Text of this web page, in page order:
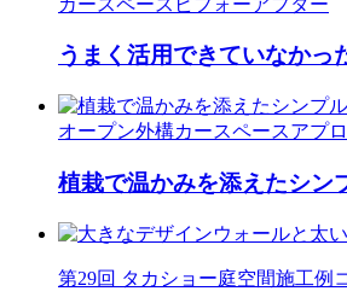
うまく活用できていなか
オープン外構カースペースアプ
植栽で温かみを添えたシ
第29回 タカショー庭空間施工